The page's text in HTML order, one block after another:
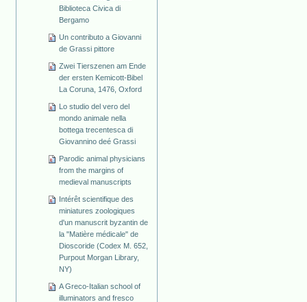
Biblioteca Civica di
Bergamo
Un contributo a Giovanni
de Grassi pittore
Zwei Tierszenen am Ende
der ersten Kemicott-Bibel
La Coruna, 1476, Oxford
Lo studio del vero del
mondo animale nella
bottega trecentesca di
Giovannino deé Grassi
Parodic animal physicians
from the margins of
medieval manuscripts
Intérêt scientifique des
miniatures zoologiques
d'un manuscrit byzantin de
la "Matière médicale" de
Dioscoride (Codex M. 652,
Purpout Morgan Library,
NY)
A Greco-Italian school of
illuminators and fresco